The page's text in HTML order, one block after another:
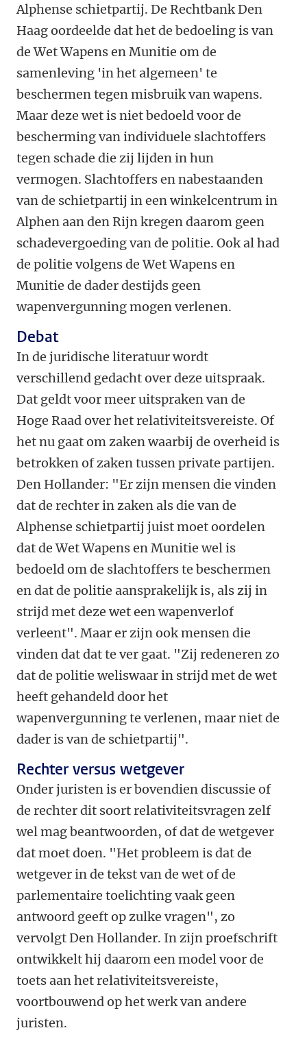
Alphense schietpartij. De Rechtbank Den
Haag oordeelde dat het de bedoeling is van
de Wet Wapens en Munitie om de
samenleving 'in het algemeen' te
beschermen tegen misbruik van wapens.
Maar deze wet is niet bedoeld voor de
bescherming van individuele slachtoffers
tegen schade die zij lijden in hun
vermogen. Slachtoffers en nabestaanden
van de schietpartij in een winkelcentrum in
Alphen aan den Rijn kregen daarom geen
schadevergoeding van de politie. Ook al had
de politie volgens de Wet Wapens en
Munitie de dader destijds geen
wapenvergunning mogen verlenen.
Debat
In de juridische literatuur wordt
verschillend gedacht over deze uitspraak.
Dat geldt voor meer uitspraken van de
Hoge Raad over het relativiteitsvereiste. Of
het nu gaat om zaken waarbij de overheid is
betrokken of zaken tussen private partijen.
Den Hollander: "Er zijn mensen die vinden
dat de rechter in zaken als die van de
Alphense schietpartij juist moet oordelen
dat de Wet Wapens en Munitie wel is
bedoeld om de slachtoffers te beschermen
en dat de politie aansprakelijk is, als zij in
strijd met deze wet een wapenverlof
verleent". Maar er zijn ook mensen die
vinden dat dat te ver gaat. "Zij redeneren zo
dat de politie weliswaar in strijd met de wet
heeft gehandeld door het
wapenvergunning te verlenen, maar niet de
dader is van de schietpartij".
Rechter versus wetgever
Onder juristen is er bovendien discussie of
de rechter dit soort relativiteitsvragen zelf
wel mag beantwoorden, of dat de wetgever
dat moet doen. "Het probleem is dat de
wetgever in de tekst van de wet of de
parlementaire toelichting vaak geen
antwoord geeft op zulke vragen", zo
vervolgt Den Hollander. In zijn proefschrift
ontwikkelt hij daarom een model voor de
toets aan het relativiteitsvereiste,
voortbouwend op het werk van andere
juristen.